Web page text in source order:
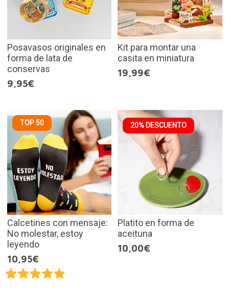
Posavasos originales en
forma de lata de
conservas
9,95€
Kit para montar una
casita en miniatura
19,99€
TOP 50
Calcetines con mensaje:
No molestar, estoy
leyendo
10,95€
20% DESCUENTO
Platito en forma de
aceituna
10,00€